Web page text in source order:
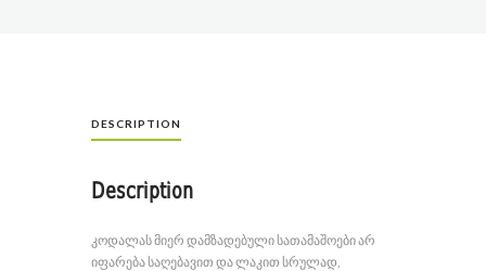
DESCRIPTION
Description
კოდალას მიერ დამზადებული სათამაშოები არ
იფარება საღებავით და ლაკით სრულად,